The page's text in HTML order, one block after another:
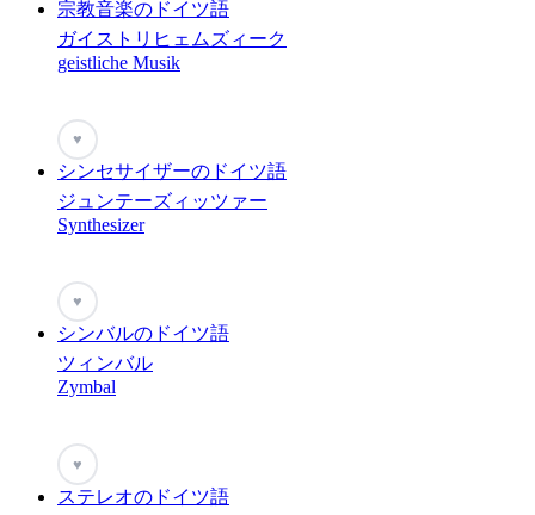
宗教音楽のドイツ語
ガイストリヒェムズィーク
geistliche Musik
♥
シンセサイザーのドイツ語
ジュンテーズィッツァー
Synthesizer
♥
シンバルのドイツ語
ツィンバル
Zymbal
♥
ステレオのドイツ語